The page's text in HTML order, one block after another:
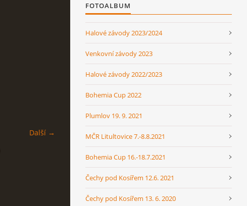
Další →
FOTOALBUM
Halové závody 2023/2024
Venkovní závody 2023
Halové závody 2022/2023
Bohemia Cup 2022
Plumlov 19. 9. 2021
MČR Litultovice 7.-8.8.2021
Bohemia Cup 16.-18.7.2021
Čechy pod Kosířem 12.6. 2021
Čechy pod Kosířem 13. 6. 2020